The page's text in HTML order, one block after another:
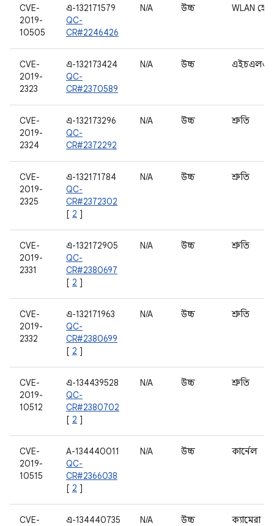
CVE-
2019-
10505
এ-132171579
QC-
CR#2246426
N/A উচ্চ WLAN
CVE-
2019-
2323
এ-132173424
QC-
CR#2370589
N/A উচ্চ
CVE-
2019-
2324
এ-132173296
QC-
CR#2372292
N/A উচ্চ শ্রুতি
CVE-
2019-
2325
এ-132171784
QC-
CR#2372302
[ 2 ]
N/A উচ্চ শ্রুতি
CVE-
2019-
2331
এ-132172905
QC-
CR#2380697
[ 2 ]
N/A উচ্চ শ্রুতি
CVE-
2019-
2332
এ-132171963
QC-
CR#2380699
[ 2 ]
N/A উচ্চ শ্রুতি
CVE-
2019-
10512
এ-134439528
QC-
CR#2380702
[ 2 ]
N/A উচ্চ শ্রুতি
CVE-
2019-
10515
A-134440011
QC-
CR#2366038
[ 2 ]
N/A উচ্চ কার্নেল
CVE-
এ-134440735
N/A উচ্চ
ক্যামেরা